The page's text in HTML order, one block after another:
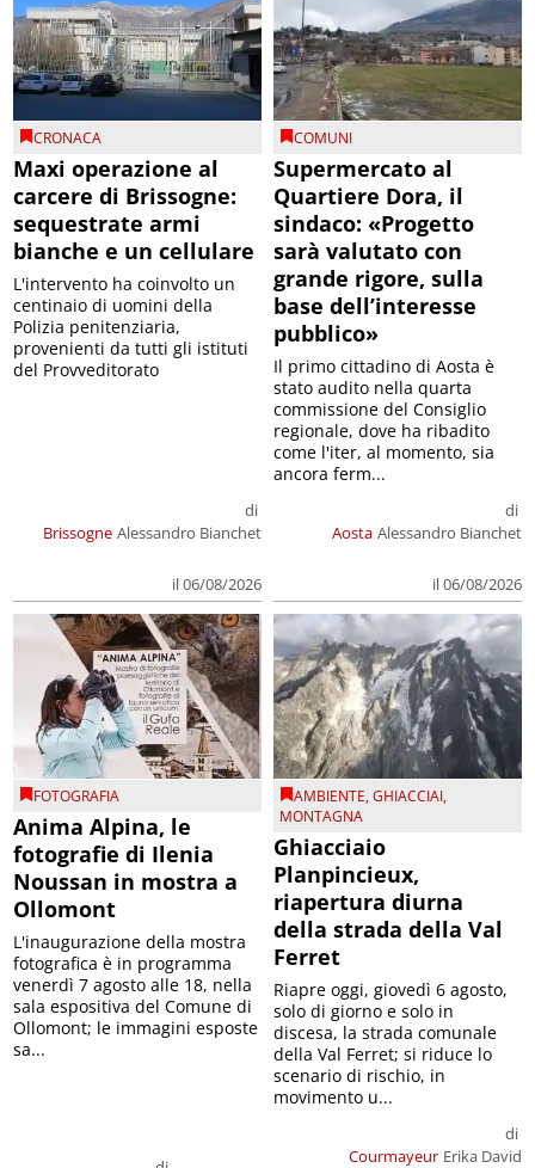
CRONACA
Maxi operazione al
carcere di Brissogne:
sequestrate armi
bianche e un cellulare
Brissogne
di
Alessandro Bianchet
il 06/08/2026
L'intervento ha coinvolto un
centinaio di uomini della
Polizia penitenziaria,
provenienti da tutti gli istituti
del Provveditorato
COMUNI
Supermercato al
Quartiere Dora, il
sindaco: «Progetto
sarà valutato con
grande rigore, sulla
base dell’interesse
pubblico»
Aosta
di
Alessandro Bianchet
il 06/08/2026
Il primo cittadino di Aosta è
stato audito nella quarta
commissione del Consiglio
regionale, dove ha ribadito
come l'iter, al momento, sia
ancora ferm...
FOTOGRAFIA
Anima Alpina, le
fotografie di Ilenia
Noussan in mostra a
Ollomont
L'inaugurazione della mostra
fotografica è in programma
venerdì 7 agosto alle 18, nella
sala espositiva del Comune di
Ollomont; le immagini esposte
sa...
AMBIENTE,GHIACCIAI,
MONTAGNA
Ghiacciaio
Planpincieux,
riapertura diurna
della strada della Val
Ferret
Courmayeur
di
Erika David
Riapre oggi, giovedì 6 agosto,
solo di giorno e solo in
discesa, la strada comunale
della Val Ferret; si riduce lo
scenario di rischio, in
movimento u...